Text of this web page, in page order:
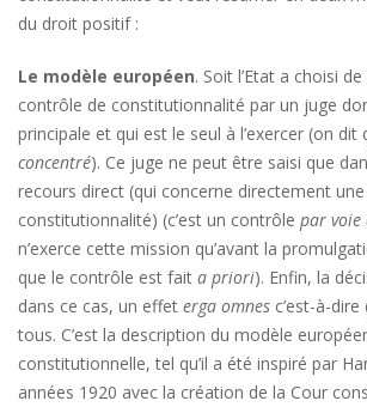
du droit positif :
Le modèle européen. Soit l’Etat a choisi
contrôle de constitutionnalité par un juge
principale et qui est le seul à l’exercer (on
concentré). Ce juge ne peut être saisi que
recours direct (qui concerne directement
constitutionnalité) (c’est un contrôle par voie
n’exerce cette mission qu’avant la
que le contrôle est fait a priori). Enfin, la
dans ce cas, un effet erga omnes c’est-à-
tous. C’est la description du modèle
constitutionnelle, tel qu’il a été inspiré par
années 1920 avec la création de la Cour